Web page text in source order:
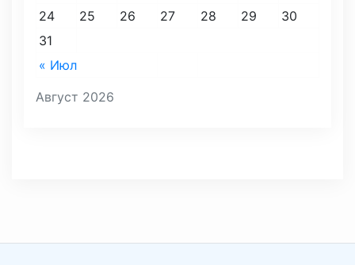
Август 2026
« Июл
24
25 26 27 28 29
30
31